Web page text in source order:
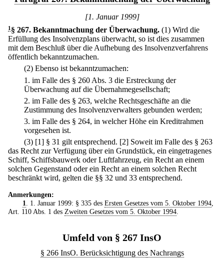
[1. Januar 1999]
1 § 267. Bekanntmachung der Überwachung. (1) Wird die
Erfüllung des Insolvenzplans überwacht, so ist dies zusammen
mit dem Beschluß über die Aufhebung des Insolvenzverfahrens
öffentlich bekanntzumachen.
(2) Ebenso ist bekanntzumachen:
1. im Falle des § 260 Abs. 3 die Erstreckung der
Überwachung auf die Übernahmegesellschaft;
2. im Falle des § 263, welche Rechtsgeschäfte an die
Zustimmung des Insolvenzverwalters gebunden werden;
3. im Falle des § 264, in welcher Höhe ein Kreditrahmen
vorgesehen ist.
(3) [1] § 31 gilt entsprechend. [2] Soweit im Falle des § 263
das Recht zur Verfügung über ein Grundstück, ein eingetragenes
Schiff, Schiffsbauwerk oder Luftfahrzeug, ein Recht an einem
solchen Gegenstand oder ein Recht an einem solchen Recht
beschränkt wird, gelten die §§ 32 und 33 entsprechend.
Anmerkungen:
1. 1. Januar 1999: § 335 des Ersten Gesetzes vom 5. Oktober 1994,
Art. 110 Abs. 1 des Zweiten Gesetzes vom 5. Oktober 1994.
Umfeld von § 267 InsO
§ 266 InsO. Berücksichtigung des Nachrangs